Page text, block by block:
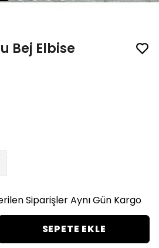
Bej Elbise
Siparişler Aynı Gün Kargo
SEPETE EKLE